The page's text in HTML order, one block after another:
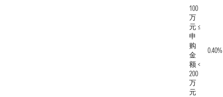
100
万
元 ≤
申
购
金
额 <
200
万
元
0.40%